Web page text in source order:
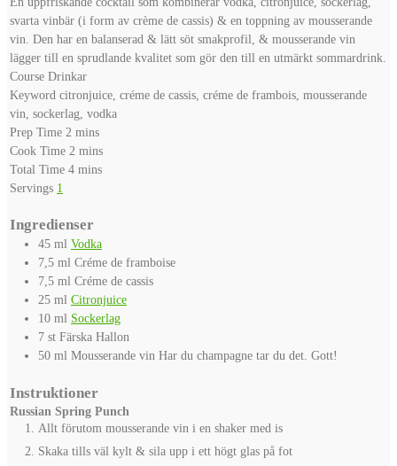
svarta vinbär (i form av crème de cassis) & en toppning av mousserande
vin. Den har en balanserad & lätt söt smakprofil, & mousserande vin
lägger till en sprudlande kvalitet som gör den till en utmärkt sommardrink.
Course Drinkar
Keyword citronjuice, créme de cassis, créme de frambois, mousserande
vin, sockerlag, vodka
Prep Time 2 minutes
mins
Cook Time 2 minutes
mins
Total Time 4minutes
mins
Servings 1
Ingredienser
45 ml Vodka
7,5 ml Créme de framboise
7,5 ml Créme de cassis
25 ml Citronjuice
10 ml Sockerlag
7 st Färska Hallon
50 ml Mousserande vin Har du champagne tar du det. Gott!
Instruktioner
Russian Spring Punch
Allt förutom mousserande vin i en shaker med is
Skaka tills väl kylt & sila upp i ett högt glas på fot